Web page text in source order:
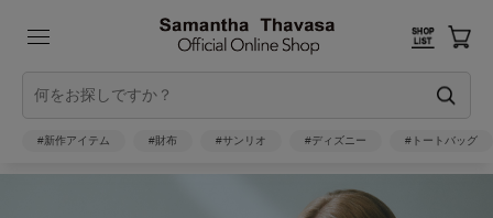
#新作アイテム #財布 #サンリオ #ディズニー #トートバッグ